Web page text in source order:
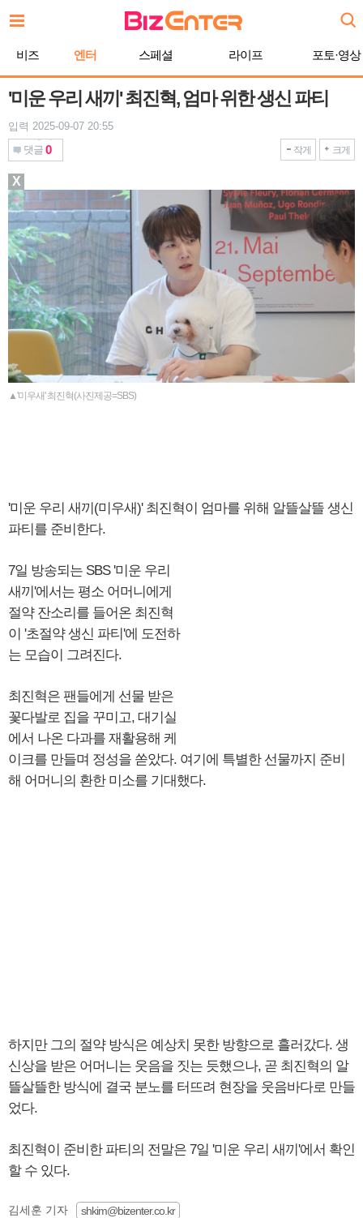
문
비즈 엔터 스페셜 라이프 포토·영상
'미운 우리 새끼' 최진혁, 엄마 위한 생신 파티
입력 2025-09-07 20:55
댓글 0 작게 크게
▲'미우새' 최진혁(사진제공=SBS)
'미운 우리 새끼(미우새)' 최진혁이 엄마를 위해 알뜰살뜰 생신
파티를 준비한다.
7일 방송되는 SBS '미운 우리
새끼'에서는 평소 어머니에게
절약 잔소리를 들어온 최진혁
이 '초절약 생신 파티'에 도전하
는 모습이 그려진다.
최진혁은 팬들에게 선물 받은
꽃다발로 집을 꾸미고, 대기실
에서 나온 다과를 재활용해 케
이크를 만들며 정성을 쏟았다. 여기에 특별한 선물까지 준비
해 어머니의 환한 미소를 기대했다.
하지만 그의 절약 방식은 예상치 못한 방향으로 흘러갔다. 생
신상을 받은 어머니는 웃음을 짓는 듯했으나, 곧 최진혁의 알
뜰살뜰한 방식에 결국 분노를 터뜨려 현장을 웃음바다로 만들
었다.
최진혁이 준비한 파티의 전말은 7일 '미운 우리 새끼'에서 확인
할 수 있다.
김세훈 기자
shkim@bizenter.co.kr
X